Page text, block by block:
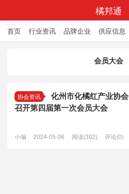
橘邦通
首页 行业资讯 品牌企业 供应信息
会员大会
协会资讯
化州市化橘红产业协会
召开第四届第一次会员大会
小编 2024-05-06 阅读(302) 评论(0)